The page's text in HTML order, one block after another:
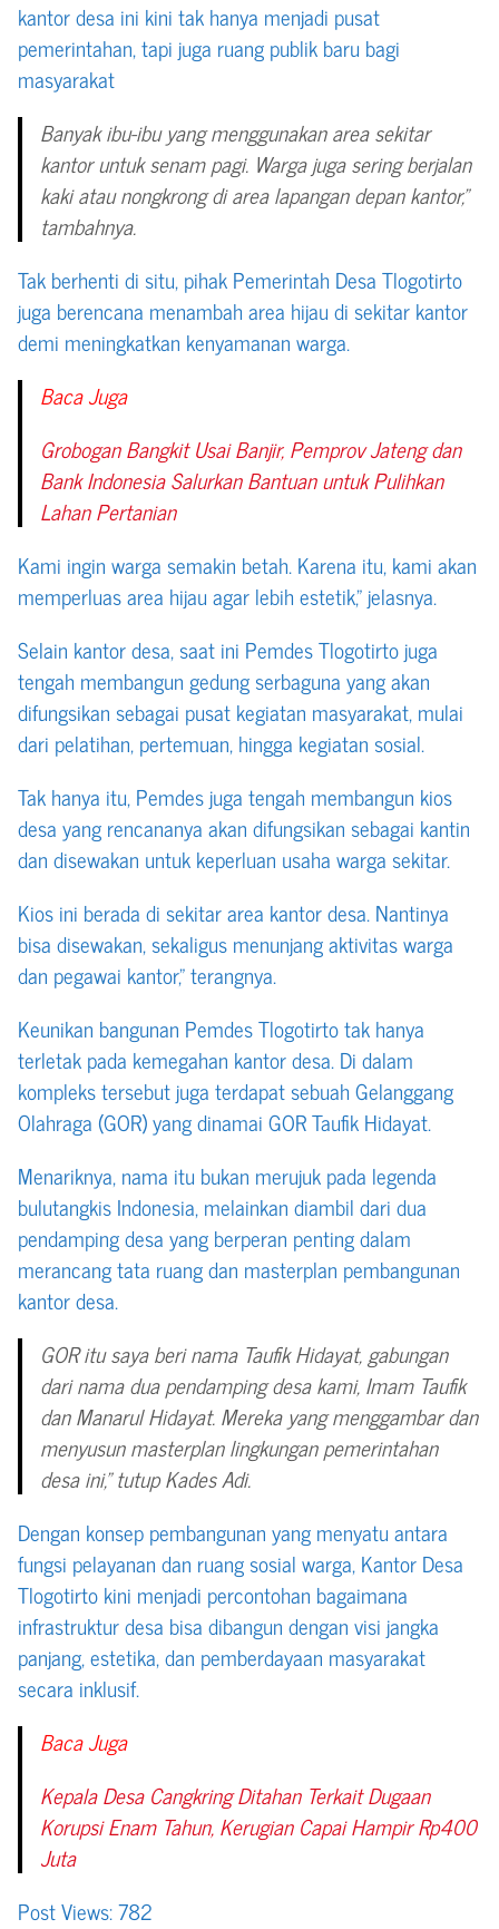
kantor desa ini kini tak hanya menjadi pusat
pemerintahan, tapi juga ruang publik baru bagi
masyarakat
Banyak ibu-ibu yang menggunakan area sekitar
kantor untuk senam pagi. Warga juga sering berjalan
kaki atau nongkrong di area lapangan depan kantor,”
tambahnya.
Tak berhenti di situ, pihak Pemerintah Desa Tlogotirto
juga berencana menambah area hijau di sekitar kantor
demi meningkatkan kenyamanan warga.
Baca Juga
Grobogan Bangkit Usai Banjir, Pemprov Jateng dan
Bank Indonesia Salurkan Bantuan untuk Pulihkan
Lahan Pertanian
Kami ingin warga semakin betah. Karena itu, kami akan
memperluas area hijau agar lebih estetik,” jelasnya.
Selain kantor desa, saat ini Pemdes Tlogotirto juga
tengah membangun gedung serbaguna yang akan
difungsikan sebagai pusat kegiatan masyarakat, mulai
dari pelatihan, pertemuan, hingga kegiatan sosial.
Tak hanya itu, Pemdes juga tengah membangun kios
desa yang rencananya akan difungsikan sebagai kantin
dan disewakan untuk keperluan usaha warga sekitar.
Kios ini berada di sekitar area kantor desa. Nantinya
bisa disewakan, sekaligus menunjang aktivitas warga
dan pegawai kantor,” terangnya.
Keunikan bangunan Pemdes Tlogotirto tak hanya
terletak pada kemegahan kantor desa. Di dalam
kompleks tersebut juga terdapat sebuah Gelanggang
Olahraga (GOR) yang dinamai GOR Taufik Hidayat.
Menariknya, nama itu bukan merujuk pada legenda
bulutangkis Indonesia, melainkan diambil dari dua
pendamping desa yang berperan penting dalam
merancang tata ruang dan masterplan pembangunan
kantor desa.
GOR itu saya beri nama Taufik Hidayat, gabungan
dari nama dua pendamping desa kami, Imam Taufik
dan Manarul Hidayat. Mereka yang menggambar dan
menyusun masterplan lingkungan pemerintahan
desa ini,” tutup Kades Adi.
Dengan konsep pembangunan yang menyatu antara
fungsi pelayanan dan ruang sosial warga, Kantor Desa
Tlogotirto kini menjadi percontohan bagaimana
infrastruktur desa bisa dibangun dengan visi jangka
panjang, estetika, dan pemberdayaan masyarakat
secara inklusif.
Baca Juga
Kepala Desa Cangkring Ditahan Terkait Dugaan
Korupsi Enam Tahun, Kerugian Capai Hampir Rp400
Juta
Post Views:782